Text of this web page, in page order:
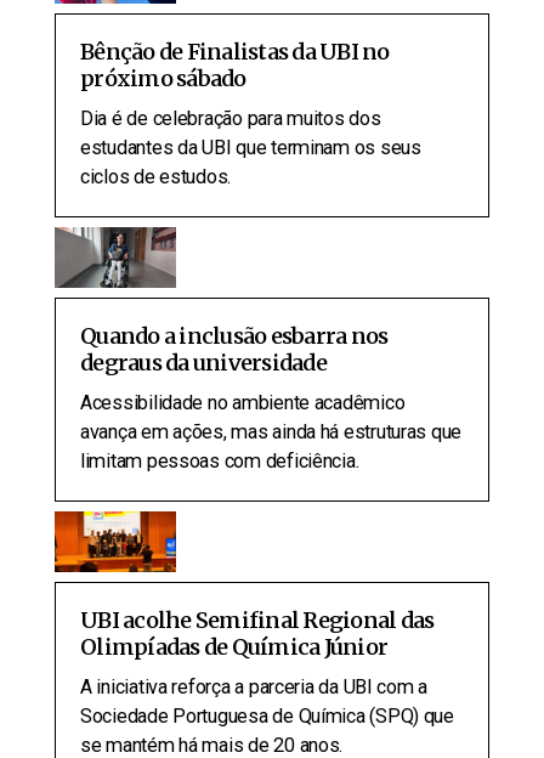
Bênção de Finalistas da UBI no
próximo sábado
Dia é de celebração para muitos dos
estudantes da UBI que terminam os seus
ciclos de estudos.
Quando a inclusão esbarra nos
degraus da universidade
Acessibilidade no ambiente acadêmico
avança em ações, mas ainda há estruturas que
limitam pessoas com deficiência.
UBI acolhe Semifinal Regional das
Olimpíadas de Química Júnior
A iniciativa reforça a parceria da UBI com a
Sociedade Portuguesa de Química (SPQ) que
se mantém há mais de 20 anos.